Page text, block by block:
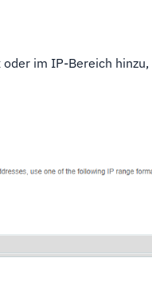
im IP-Bereich